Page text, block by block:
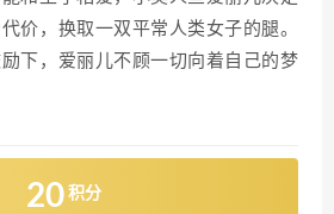
价，换取一双平常人类女子的腿。
下，爱丽儿不顾一切向着自己的梦
20 积分